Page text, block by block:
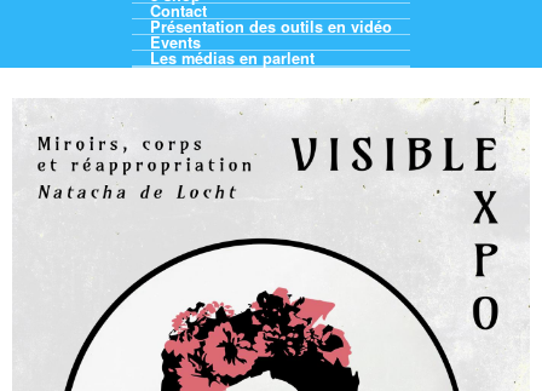
Contact
Présentation des outils en vidéo
Events
Les médias en parlent